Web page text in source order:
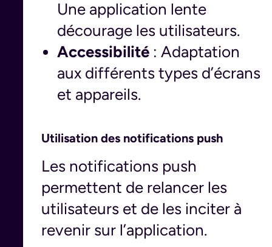
Une application lente
décourage les utilisateurs.
Accessibilité: Adaptation
aux différents types d’écrans
et appareils.
Utilisation des notifications push
Les notifications push
permettent de relancer les
utilisateurs et de les inciter à
revenir sur l’application.